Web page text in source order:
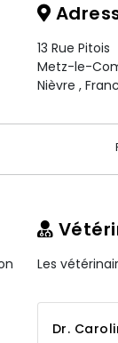
13 Rue Pitois
Metz-le-
Nièvre ,
Les
Dr.